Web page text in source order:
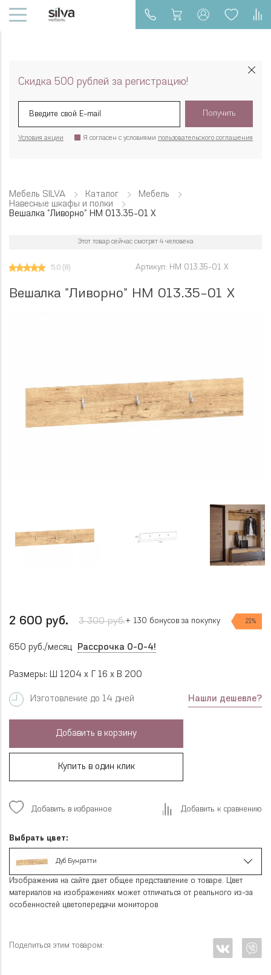
Скидка 500 рублей за регистрацию!
Получить
Я согласен с условиями пользовательского соглашения
Условия акции
Мебель SILVA Каталог
Мебель
Навесные шкафы и полки
Вешалка "Ливорно" НМ 013.35-01 Х
Артикул: НМ 013.35-01 Х
5.0 (8)
Этот товар сейчас смотрят 4 человека
Вешалка "Ливорно" НМ 013.35-01 Х
2 600 руб. 3 300 руб. 21%
+ 130 бонусов за покупку
650 руб./месяц Рассрочка 0-0-4!
Размеры: Ш 1204 x Г 16 x В 200
Изготовление до 14 дней Нашли дешевле?
Добавить в корзину
Купить в один клик
Добавить в избранное Добавить к сравнению
Выбрать цвет:
Дуб Бунратти
Изображения на сайте дает общее представление о товаре. Цвет
материалов на изображениях может отличаться от реального из-за
особенностей цветопередачи мониторов
Поделиться этим товаром: